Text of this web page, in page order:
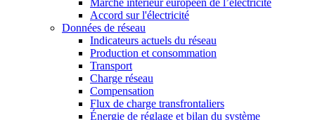
Marché intérieur européen de l’électricité
Accord sur l'électricité
Données de réseau
Indicateurs actuels du réseau
Production et consommation
Transport
Charge réseau
Compensation
Flux de charge transfrontaliers
Énergie de réglage et bilan du système